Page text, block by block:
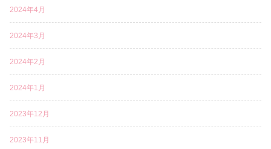
2024年4月
2024年3月
2024年2月
2024年1月
2023年12月
2023年11月